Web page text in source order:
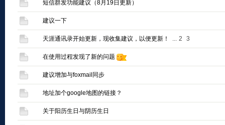
短信群发功能建议（8月19日更新）
建议一下
天涯通讯录开始更新，现收集建议，以便更新！ ... 2 3
在使用过程发现了新的问题
建议增加与foxmail同步
地址加个google地图的链接？
关于阳历生日与阴历生日